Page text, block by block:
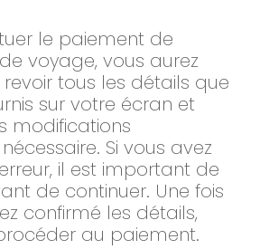
le paiement de
voyage, vous aurez
tous les détails que
sur votre écran et
modifications
Si vous avez
il est important de
de continuer. Une fois
confirmé les détails,
au paiement.